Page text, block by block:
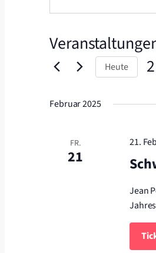
Heute
Februar 2025
FR.
21
21.
Jean